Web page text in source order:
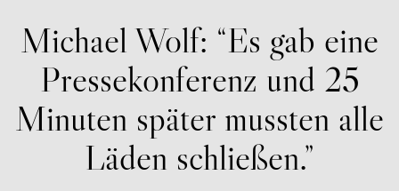
Michael Wolf: “Es gab eine
Pressekonferenz und 25
Minuten später mussten alle
Läden schließen.”